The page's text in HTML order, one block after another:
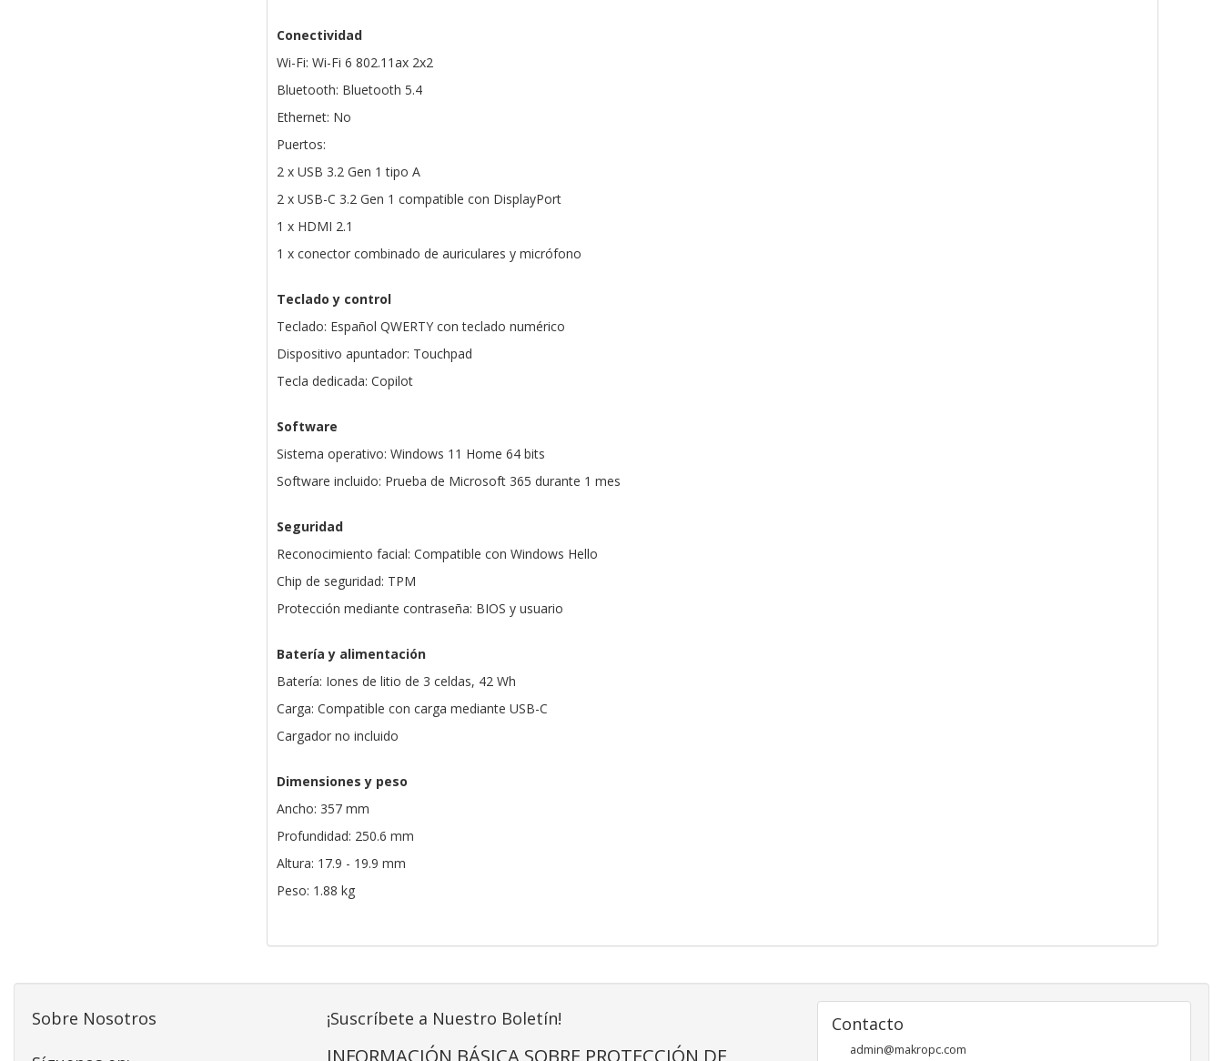
Conectividad
Wi-Fi: Wi-Fi 6 802.11ax 2x2
Bluetooth: Bluetooth 5.4
Ethernet: No
Puertos:
2 x USB 3.2 Gen 1 tipo A
2 x USB-C 3.2 Gen 1 compatible con DisplayPort
1 x HDMI 2.1
1 x conector combinado de auriculares y micrófono
Teclado y control
Teclado: Español QWERTY con teclado numérico
Dispositivo apuntador: Touchpad
Tecla dedicada: Copilot
Software
Sistema operativo: Windows 11 Home 64 bits
Software incluido: Prueba de Microsoft 365 durante 1 mes
Seguridad
Reconocimiento facial: Compatible con Windows Hello
Chip de seguridad: TPM
Protección mediante contraseña: BIOS y usuario
Batería y alimentación
Batería: Iones de litio de 3 celdas, 42 Wh
Carga: Compatible con carga mediante USB-C
Cargador no incluido
Dimensiones y peso
Ancho: 357 mm
Profundidad: 250.6 mm
Altura: 17.9 - 19.9 mm
Peso: 1.88 kg
Sobre Nosotros ¡Suscríbete a Nuestro Boletín!
INFORMACIÓN BÁSICA SOBRE PROTECCIÓN DE
Contacto
admin@makropc.com